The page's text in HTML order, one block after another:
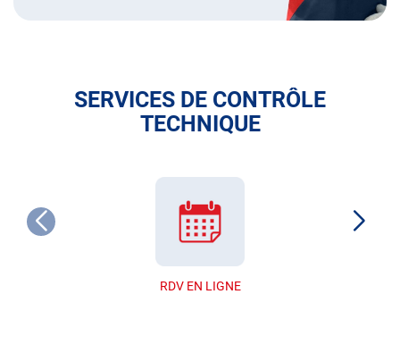
SERVICES DE CONTRÔLE
TECHNIQUE
RDV EN LIGNE